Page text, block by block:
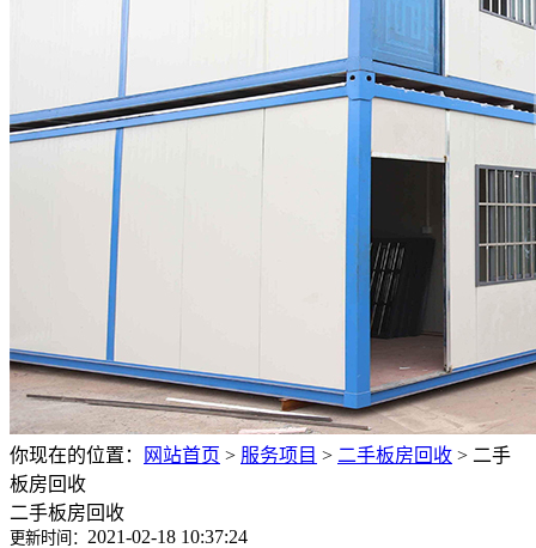
你现在的位置： 网站首页 > 服务项目 > 二手板房回收 > 二手
板房回收
二手板房回收
更新时间： 2021-02-18 10:37:24